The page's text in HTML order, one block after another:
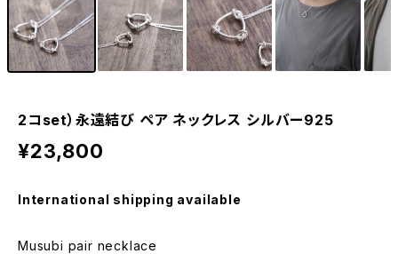
2コset）永遠結び ペア ネックレス シルバー925
¥23,800
International shipping available
Musubi pair necklace